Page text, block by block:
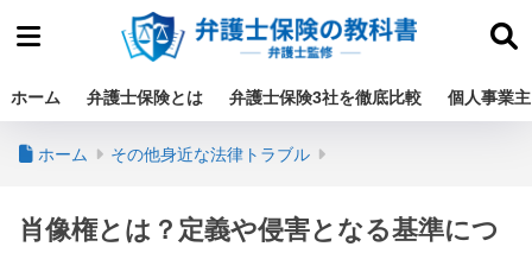
ホーム 弁護士保険とは 弁護士保険3社を徹底比較 個人事業
ホーム その他身近な法律トラブル
肖像権とは？定義や侵害となる基準につ